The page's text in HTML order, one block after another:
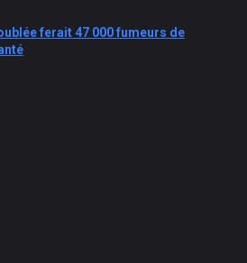
ferait 47 000 fumeurs de